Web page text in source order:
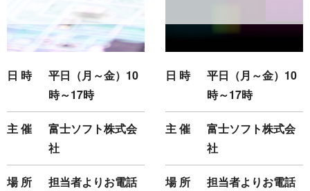
目によってはお問い合わせ等に
ご回答できない場合がございます。
本人が容易に認識できない方法による取得
なし
個人情報保護への取り組み
日 時
平日（月～金）10
時～17時
主 催
富士ソフト株式会
社
場 所 担当者よりお電話
日 時
平日（月～金）10
時～17時
主 催
富士ソフト株式会
社
場 所 担当者よりお電話